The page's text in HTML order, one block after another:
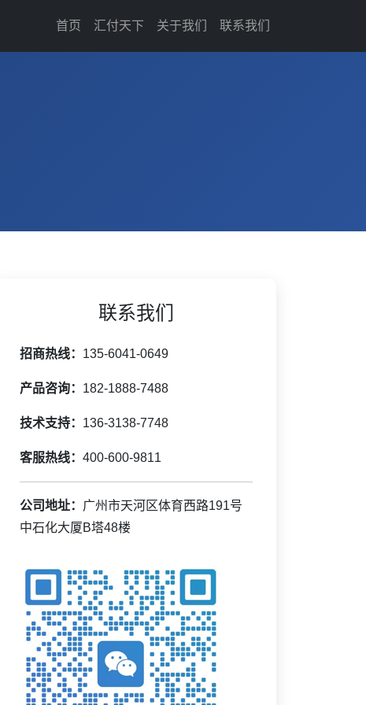
首页 汇付天下 关于我们 联系我们
联系我们
招商热线： 135-6041-0649
产品咨询： 182-1888-7488
技术支持： 136-3138-7748
客服热线： 400-600-9811
公司地址： 广州市天河区体育西路191号
中石化大厦B塔48楼